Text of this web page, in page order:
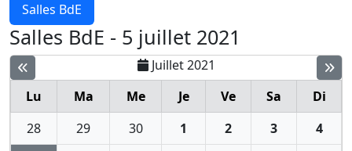
Salles BdE
Salles BdE - 5 juillet 2021
Juillet 2021
Lu
Ma Me Je Ve Sa
Di
28
29 30 1 2 3
4